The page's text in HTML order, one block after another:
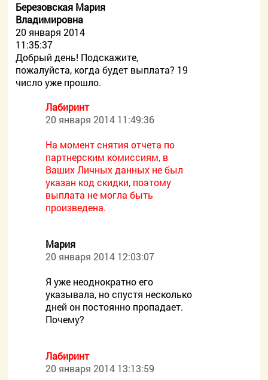
Березовская Мария
Владимировна
20 января 2014
11:35:37
Добрый день! Подскажите,
пожалуйста, когда будет выплата? 19
число уже прошло.
Лабиринт
20 января 2014 11:49:36
На момент снятия отчета по
партнерским комиссиям, в
Ваших Личных данных не был
указан код скидки, поэтому
выплата не могла быть
произведена.
Мария
20 января 2014 12:03:07
Я уже неоднократно его
указывала, но спустя несколько
дней он постоянно пропадает.
Почему?
Лабиринт
20 января 2014 13:13:59